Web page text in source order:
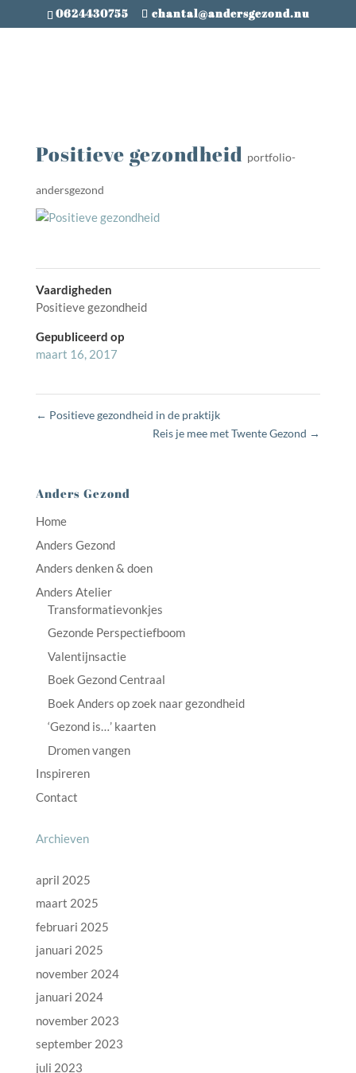
0624430755 chantal@andersgezond.nu
Positieve gezondheid portfolio-
andersgezond
Vaardigheden
Positieve gezondheid
Gepubliceerd op
maart 16, 2017
← Positieve gezondheid in de praktijk
Reis je mee met Twente Gezond →
Anders Gezond
Home
Anders Gezond
Anders denken & doen
Anders Atelier
Transformatievonkjes
Gezonde Perspectiefboom
Valentijnsactie
Boek Gezond Centraal
Boek Anders op zoek naar gezondheid
‘Gezond is…’ kaarten
Dromen vangen
Inspireren
Contact
Archieven
april 2025
maart 2025
februari 2025
januari 2025
november 2024
januari 2024
november 2023
september 2023
juli 2023